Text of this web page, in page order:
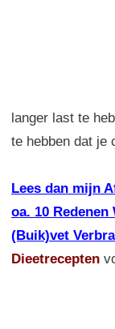
langer last te
te hebben dat je
Lees dan mijn
oa. 10 Redenen
(Buik)vet
Dieetrecepten